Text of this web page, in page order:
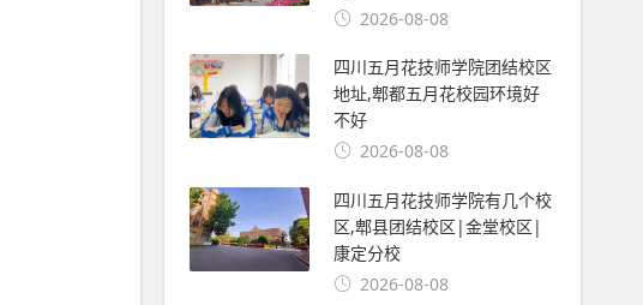
2026-08-08
四川五月花技师学院团结校区
地址,郫都五月花校园环境好
不好
2026-08-08
四川五月花技师学院有几个校
区,郫县团结校区|金堂校区|
康定分校
2026-08-08